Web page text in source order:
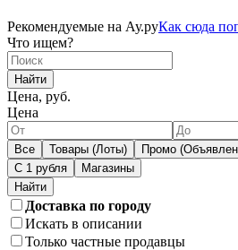
Рекомендуемые на Ау.руКак сюда
Что ищем?
Найти
Цена, руб.
Цена
Все Товары (Лоты) Промо
С 1 рубля
Магазины
Доставка по городу
Искать в описании
Только частные продавцы